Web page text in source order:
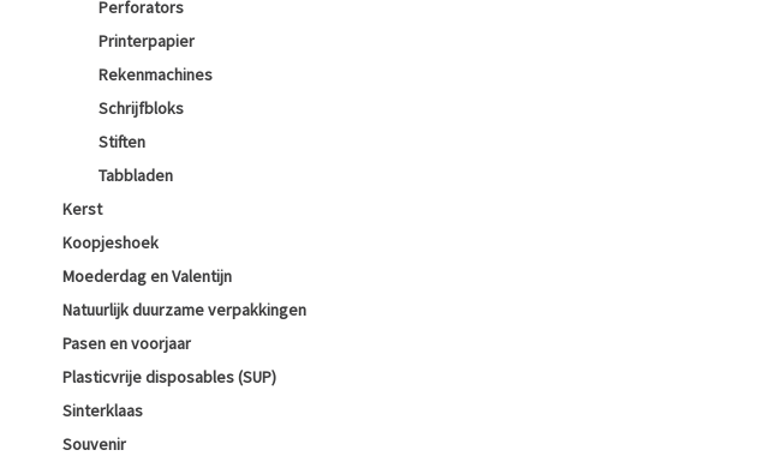
Perforators
Printerpapier
Rekenmachines
Schrijfbloks
Stiften
Tabbladen
Kerst
Koopjeshoek
Moederdag en Valentijn
Natuurlijk duurzame verpakkingen
Pasen en voorjaar
Plasticvrije disposables (SUP)
Sinterklaas
Souvenir